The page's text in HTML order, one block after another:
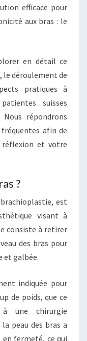
efficace pour
aux bras : le
en détail ce
le déroulement de
pratiques à
suisses
répondrons
afin de
réflexion et votre
?
est
visant à
consiste à retirer
des bras pour
et galbée.
indiquée pour
de poids, que ce
une chirurgie
peau des bras a
fermeté, ce qui